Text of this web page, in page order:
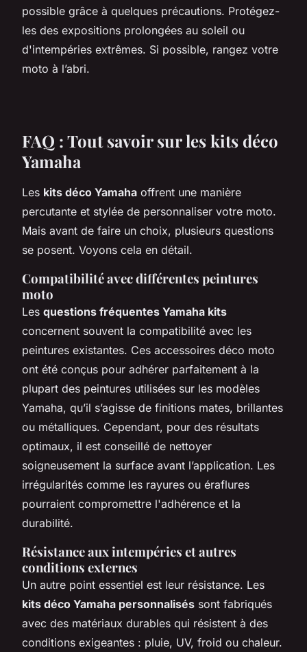
possible grâce à quelques précautions. Protégez-
les des expositions prolongées au soleil ou
d'intempéries extrêmes. Si possible, rangez votre
moto à l’abri.
FAQ : Tout savoir sur les kits déco
Yamaha
Les kits déco Yamaha offrent une manière
percutante et stylée de personnaliser votre moto.
Mais avant de faire un choix, plusieurs questions
se posent. Voyons cela en détail.
Compatibilité avec différentes peintures
moto
Les questions fréquentes Yamaha kits
concernent souvent la compatibilité avec les
peintures existantes. Ces accessoires déco moto
ont été conçus pour adhérer parfaitement à la
plupart des peintures utilisées sur les modèles
Yamaha, qu’il s’agisse de finitions mates, brillantes
ou métalliques. Cependant, pour des résultats
optimaux, il est conseillé de nettoyer
soigneusement la surface avant l’application. Les
irrégularités comme les rayures ou éraflures
pourraient compromettre l'adhérence et la
durabilité.
Résistance aux intempéries et autres
conditions externes
Un autre point essentiel est leur résistance. Les
kits déco Yamaha personnalisés sont fabriqués
avec des matériaux durables qui résistent à des
conditions exigeantes : pluie, UV, froid ou chaleur.